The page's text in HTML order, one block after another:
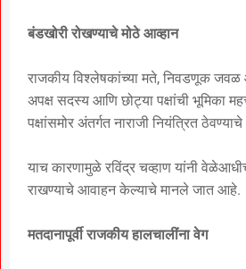
बंडखोरी रोखण्याचे मोठे आव्हान
राजकीय विश्लेषकांच्या मते, निवडणूक जवळ
अपक्ष सदस्य आणि छोट्या पक्षांची भूमिका
पक्षांसमोर अंतर्गत नाराजी नियंत्रित
याच कारणामुळे रविंद्र चव्हाण यांनी
राखण्याचे आवाहन केल्याचे मानले जात आहे.
मतदानापूर्वी राजकीय हालचालींना वेग